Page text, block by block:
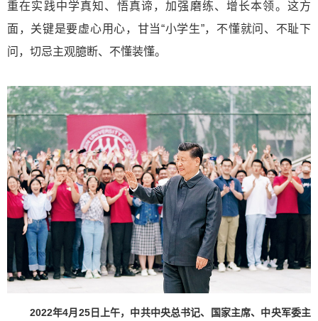
重在实践中学真知、悟真谛，加强磨练、增长本领。这方
面，关键是要虚心用心，甘当“小学生”，不懂就问、不耻下
问，切忌主观臆断、不懂装懂。
2022年4月25日上午，中共中央总书记、国家主席、中央军委主